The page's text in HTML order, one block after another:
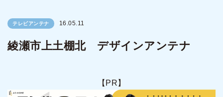
テレビアンテナ 16.05.11
綾瀬市上土棚北 デザインアンテナ
【PR】